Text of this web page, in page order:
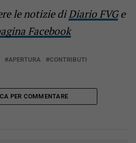
le notizie diDiario FVGe
Facebook
APERTURA
CONTRIBUTI
PER COMMENTARE